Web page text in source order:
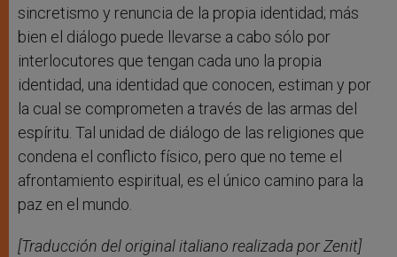
sincretismo y renuncia de la propia identidad; más
bien el diálogo puede llevarse a cabo sólo por
interlocutores que tengan cada uno la propia
identidad, una identidad que conocen, estiman y por
la cual se comprometen a través de las armas del
espíritu. Tal unidad de diálogo de las religiones que
condena el conflicto físico, pero que no teme el
afrontamiento espiritual, es el único camino para la
paz en el mundo.
[Traducción del original italiano realizada por Zenit]